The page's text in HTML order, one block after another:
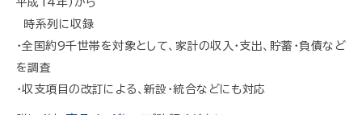
平成14年）から
時系列に収録
・全国約9千世帯を対象として、家計の収入・支出、貯蓄・負債など
を調査
・収支項目の改訂による、新設・統合などにも対応